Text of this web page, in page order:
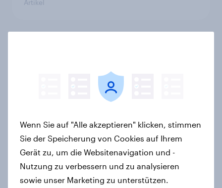
Artikel
Zur Abstimmung am 14. Juni 2026:
Trend zur Ablehnung der
Bevölkerungsobergrenze verstetigt
sich, Chancen für Annahme des
Zivildienstgesetz sinken
Wenn Sie auf "Alle akzeptieren" klicken, stimmen
Sie der Speicherung von Cookies auf Ihrem
Gerät zu, um die Websitenavigation und -
Nutzung zu verbessern und zu analysieren
sowie unser Marketing zu unterstützen.